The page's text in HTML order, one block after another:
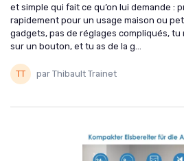
et simple qui fait ce qu’on lui demande :
rapidement pour un usage maison ou
gadgets, pas de réglages compliqués, tu
sur un bouton, et tu as de la g...
par Thibault Trainet